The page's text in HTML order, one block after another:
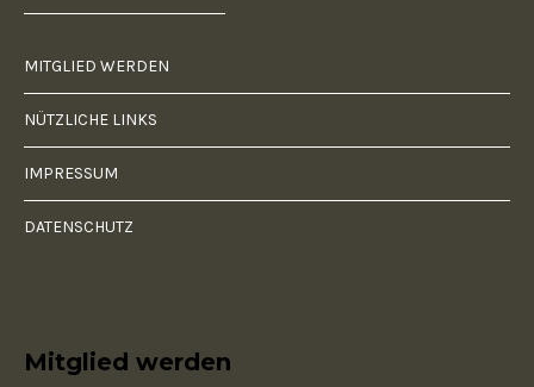
MITGLIED WERDEN
NÜTZLICHE LINKS
IMPRESSUM
DATENSCHUTZ
Mitglied werden